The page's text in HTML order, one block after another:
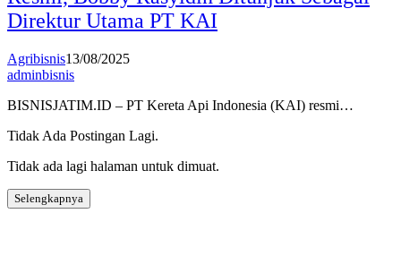
Direktur Utama PT KAI
Agribisnis13/08/2025
adminbisnis
BISNISJATIM.ID – PT Kereta Api Indonesia (KAI) resmi…
Tidak Ada Postingan Lagi.
Tidak ada lagi halaman untuk dimuat.
Selengkapnya